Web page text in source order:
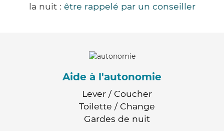
la nuit : être rappelé par un conseiller
Aide à l'autonomie
Lever / Coucher
Toilette / Change
Gardes de nuit